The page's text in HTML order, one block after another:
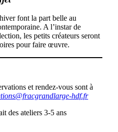
font la part belle au
A l’instar de
les petits créateurs seront
pour faire œuvre.
et rendez-vous sont à
hdf.fr
des ateliers 3-5 ans